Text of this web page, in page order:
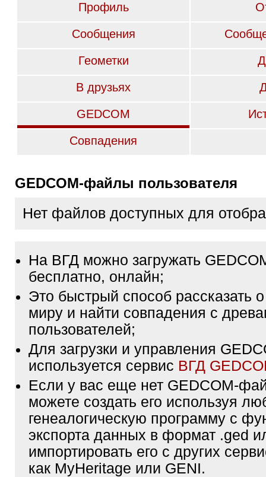
Профиль
Сообщения
Геометки
В друзьях
GEDCOM
Совпадения
GEDCOM-файлы пользователя
Нет файлов доступных для
На ВГД можно загружать
бесплатно, онлайн;
Это быстрый способ рассказать
миру и найти совпадения с
пользователей;
Для загрузки и управления
используется сервис ВГД
Если у вас еще нет GEDCOM-
можете создать его используя
генеалогическую программу с
экспорта данных в формат .ged
импортировать его с других
как MyHeritage или GENI.